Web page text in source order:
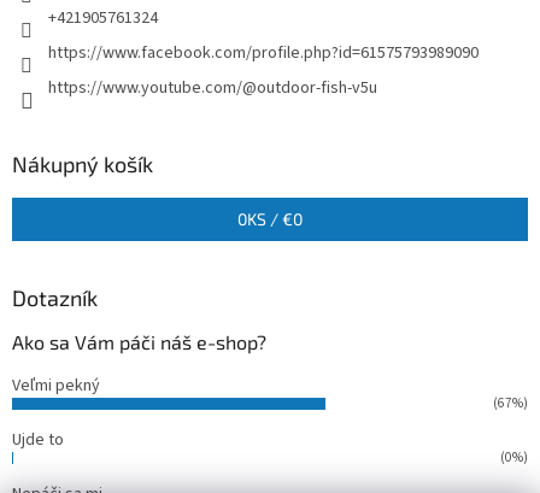
+421905761324
https://www.facebook.com/profile.php?id=61575793989090
https://www.youtube.com/@outdoor-fish-v5u
Nákupný košík
0KS /€0
Dotazník
Ako sa Vám páči náš e-shop?
Veľmi pekný
(67%)
Ujde to
(0%)